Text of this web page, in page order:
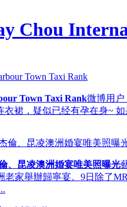
Town Taxi Rank微博用户
衣裙，疑似已经有孕在身~
、昆凌澳洲婚宴唯美照曝光
老家舉辦歸寧宴。9日除了